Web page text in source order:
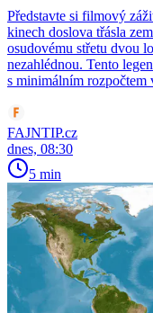
Představte si filmový
kinech doslova třásla
osudovému střetu dvou
nezahlédnou. Tento
s minimálním rozpočtem
FAJNTIP.cz
dnes, 08:30
5 min